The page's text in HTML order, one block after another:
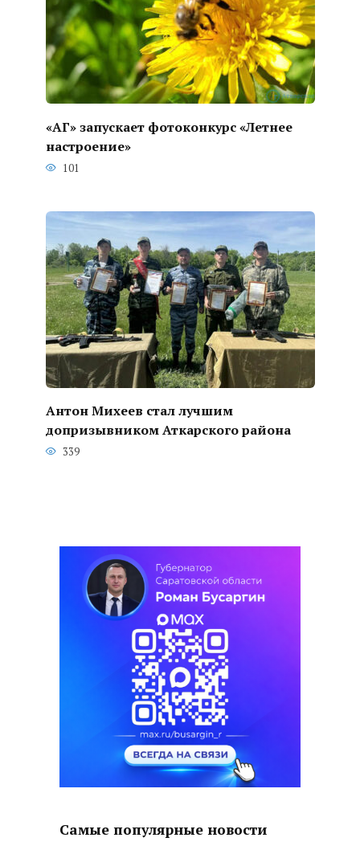
«АГ» запускает фотоконкурс «Летнее
настроение»
101
Антон Михеев стал лучшим
допризывником Аткарского района
339
Самые популярные новости